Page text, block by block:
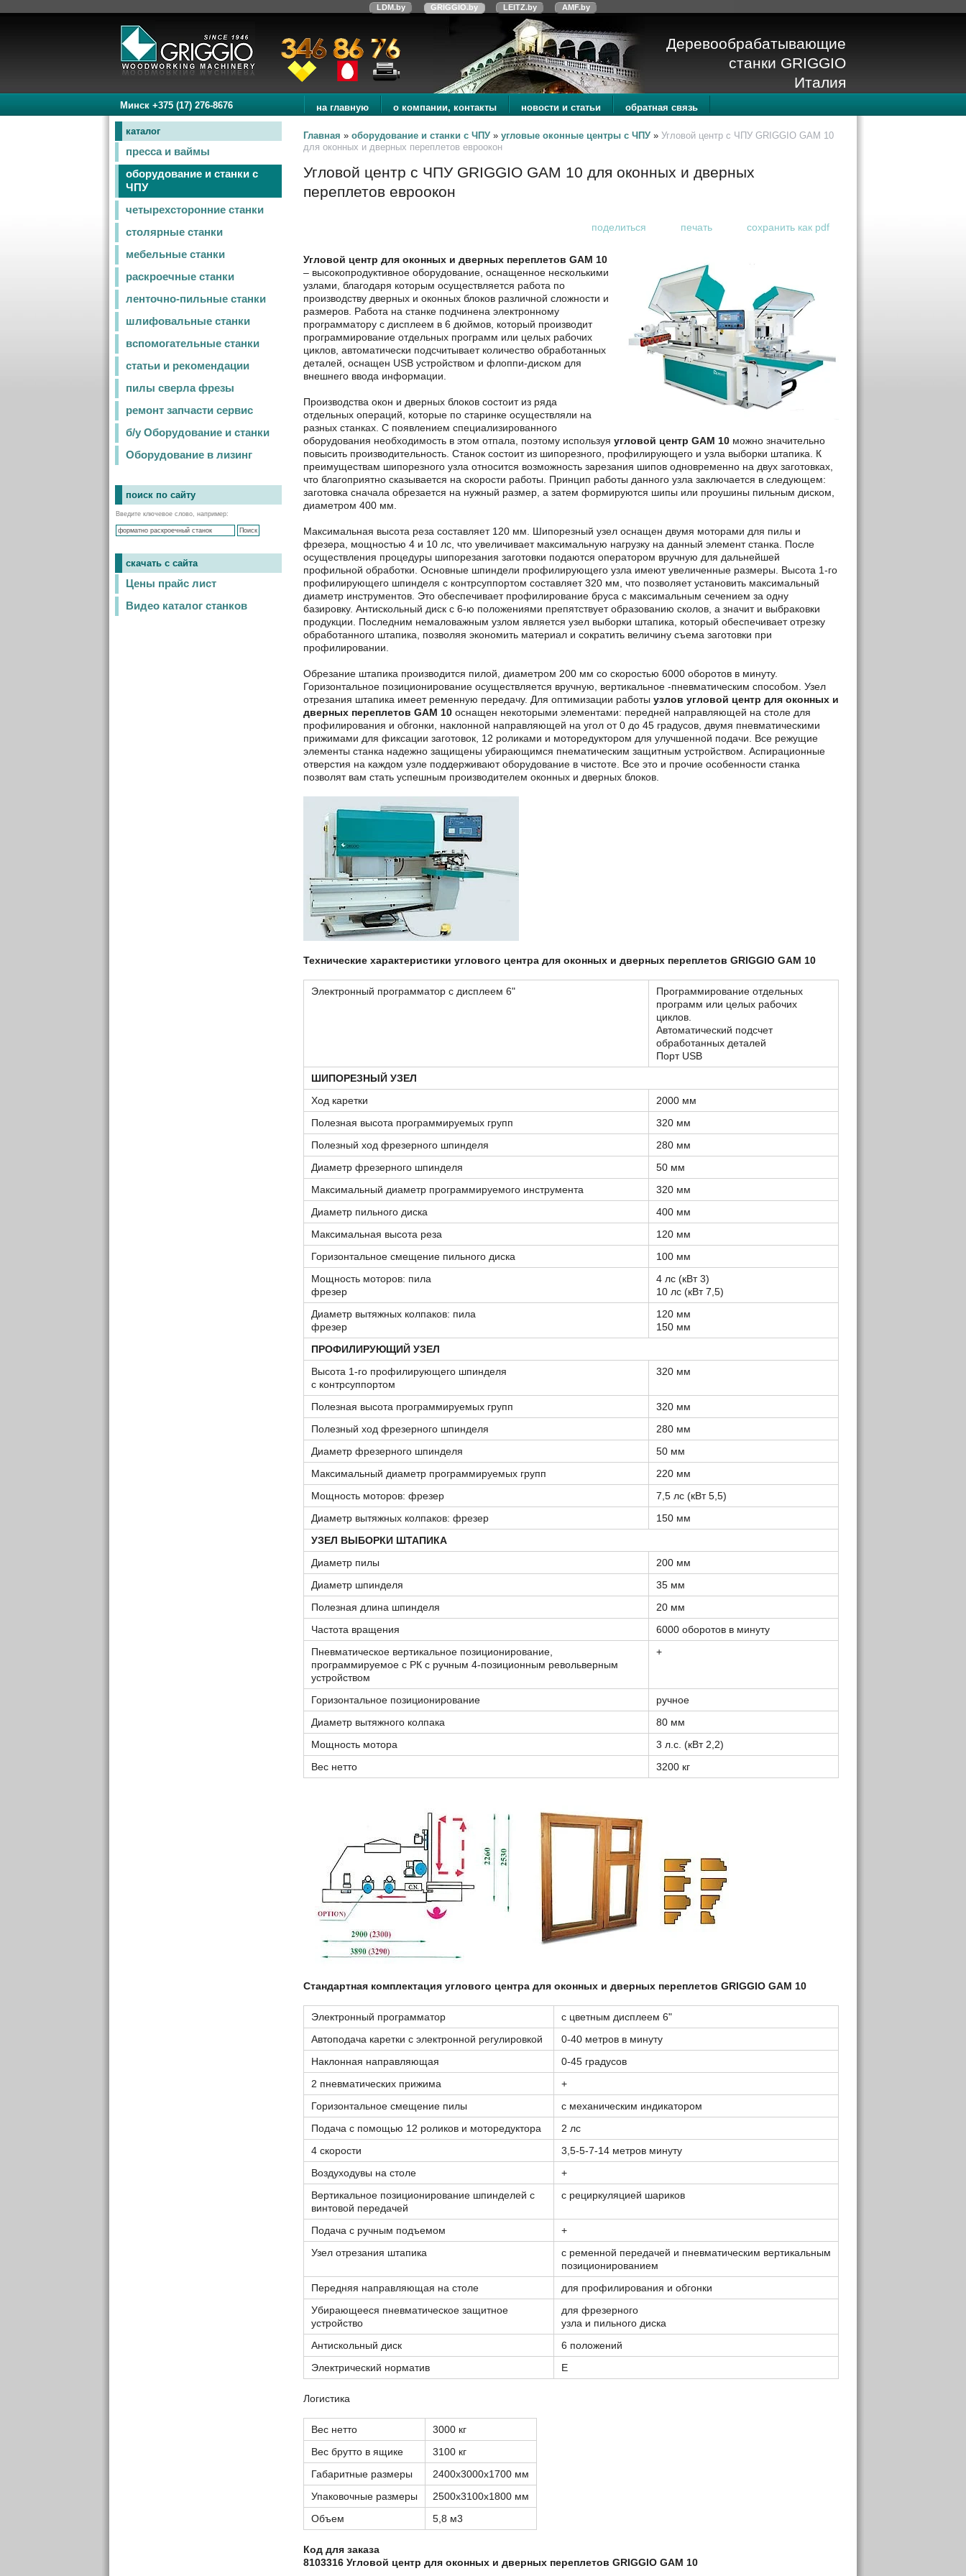
LDM.by GRIGGIO.by LEITZ.by AMF.by
Деревообрабатывающие
станки GRIGGIO
Италия
Минск +375 (17) 276-8676 на главную о компании, контакты новости и статьи обратная связь
каталог
пресса и ваймы
оборудование и станки с
ЧПУ
четырехсторонние станки
столярные станки
мебельные станки
раскроечные станки
ленточно-пильные станки
шлифовальные станки
вспомогательные станки
статьи и рекомендации
пилы сверла фрезы
ремонт запчасти сервис
б/у Оборудование и станки
Оборудование в лизинг
поиск по сайту
Введите ключевое слово, например:
скачать с сайта
Цены прайс лист
Видео каталог станков
Главная » оборудование и станки с ЧПУ » угловые оконные центры с ЧПУ » Угловой центр с ЧПУ GRIGGIO GAM 10
для оконных и дверных переплетов евроокон
Угловой центр с ЧПУ GRIGGIO GAM 10 для оконных и дверных
переплетов евроокон
поделиться печать сохранить как pdf
Угловой центр для оконных и дверных переплетов GAM 10
– высокопродуктивное оборудование, оснащенное несколькими
узлами, благодаря которым осуществляется работа по
производству дверных и оконных блоков различной сложности и
размеров. Работа на станке подчинена электронному
программатору с дисплеем в 6 дюймов, который производит
программирование отдельных программ или целых рабочих
циклов, автоматически подсчитывает количество обработанных
деталей, оснащен USB устройством и флоппи-диском для
внешнего ввода информации.
Производства окон и дверных блоков состоит из ряда
отдельных операций, которые по старинке осуществляли на
разных станках. С появлением специализированного
оборудования необходимость в этом отпала, поэтому используя угловой центр GAM 10 можно значительно
повысить производительность. Станок состоит из шипорезного, профилирующего и узла выборки штапика. К
преимуществам шипорезного узла относится возможность зарезания шипов одновременно на двух заготовках,
что благоприятно сказывается на скорости работы. Принцип работы данного узла заключается в следующем:
заготовка сначала обрезается на нужный размер, а затем формируются шипы или проушины пильным диском,
диаметром 400 мм.
Максимальная высота реза составляет 120 мм. Шипорезный узел оснащен двумя моторами для пилы и
фрезера, мощностью 4 и 10 лс, что увеличивает максимальную нагрузку на данный элемент станка. После
осуществления процедуры шипорезания заготовки подаются оператором вручную для дальнейшей
профильной обработки. Основные шпиндели профилирующего узла имеют увеличенные размеры. Высота 1-го
профилирующего шпинделя с контрсуппортом составляет 320 мм, что позволяет установить максимальный
диаметр инструментов. Это обеспечивает профилирование бруса с максимальным сечением за одну
базировку. Антискольный диск с 6-ю положениями препятствует образованию сколов, а значит и выбраковки
продукции. Последним немаловажным узлом является узел выборки штапика, который обеспечивает отрезку
обработанного штапика, позволяя экономить материал и сократить величину съема заготовки при
профилировании.
Обрезание штапика производится пилой, диаметром 200 мм со скоростью 6000 оборотов в минуту.
Горизонтальное позиционирование осуществляется вручную, вертикальное -пневматическим способом. Узел
отрезания штапика имеет ременную передачу. Для оптимизации работы узлов угловой центр для оконных и
дверных переплетов GAM 10 оснащен некоторыми элементами: передней направляющей на столе для
профилирования и обгонки, наклонной направляющей на угол от 0 до 45 градусов, двумя пневматическими
прижимами для фиксации заготовок, 12 роликами и моторедуктором для улучшенной подачи. Все режущие
элементы станка надежно защищены убирающимся пнематическим защитным устройством. Аспирационные
отверстия на каждом узле поддерживают оборудование в чистоте. Все это и прочие особенности станка
позволят вам стать успешным производителем оконных и дверных блоков.
Технические характеристики углового центра для оконных и дверных переплетов GRIGGIO GAM 10
Электронный программатор с дисплеем 6"
Программирование отдельных
программ или целых рабочих
циклов.
Автоматический подсчет
обработанных деталей
Порт USB
ШИПОРЕЗНЫЙ УЗЕЛ
Ход каретки
2000 мм
Полезная высота программируемых групп
320 мм
Полезный ход фрезерного шпинделя
280 мм
Диаметр фрезерного шпинделя
50 мм
Максимальный диаметр программируемого инструмента
320 мм
Диаметр пильного диска
400 мм
Максимальная высота реза
120 мм
Горизонтальное смещение пильного диска
100 мм
Мощность моторов: пила
фрезер
4 лс (кВт 3)
10 лс (кВт 7,5)
Диаметр вытяжных колпаков: пила
фрезер
120 мм
150 мм
ПРОФИЛИРУЮЩИЙ УЗЕЛ
Высота 1-го профилирующего шпинделя
с контрсуппортом
320 мм
Полезная высота программируемых групп
320 мм
Полезный ход фрезерного шпинделя
280 мм
Диаметр фрезерного шпинделя
50 мм
Максимальный диаметр программируемых групп
220 мм
Мощность моторов: фрезер
7,5 лс (кВт 5,5)
Диаметр вытяжных колпаков: фрезер
150 мм
УЗЕЛ ВЫБОРКИ ШТАПИКА
Диаметр пилы
200 мм
Диаметр шпинделя
35 мм
Полезная длина шпинделя
20 мм
Частота вращения
6000 оборотов в минуту
Пневматическое вертикальное позиционирование,
программируемое с РК с ручным 4-позиционным револьверным
устройством
+
Горизонтальное позиционирование
ручное
Диаметр вытяжного колпака
80 мм
Мощность мотора
3 л.с. (кВт 2,2)
Вес нетто
3200 кг
Стандартная комплектация углового центра для оконных и дверных переплетов GRIGGIO GAM 10
Электронный программатор
с цветным дисплеем 6"
Автоподача каретки с электронной регулировкой
0-40 метров в минуту
Наклонная направляющая
0-45 градусов
2 пневматических прижима
+
Горизонтальное смещение пилы
с механическим индикатором
Подача с помощью 12 роликов и моторедуктора
2 лс
4 скорости
3,5-5-7-14 метров минуту
Воздуходувы на столе
+
Вертикальное позиционирование шпинделей с
винтовой передачей
с рециркуляцией шариков
Подача с ручным подъемом
+
Узел отрезания штапика
с ременной передачей и пневматическим вертикальным
позиционированием
Передняя направляющая на столе
для профилирования и обгонки
Убирающееся пневматическое защитное
устройство
для фрезерного
узла и пильного диска
Антискольный диск
6 положений
Электрический норматив
Е
Логистика
Вес нетто
3000 кг
Вес брутто в ящике
3100 кг
Габаритные размеры
2400x3000x1700 мм
Упаковочные размеры
2500x3100x1800 мм
Объем
5,8 м3
Код для заказа
8103316 Угловой центр для оконных и дверных переплетов GRIGGIO GAM 10